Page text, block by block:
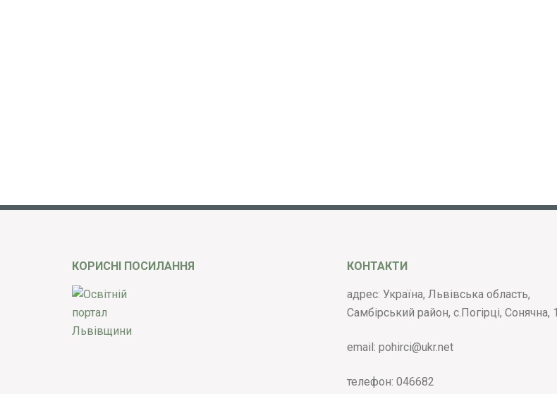
КОРИСНІ ПОСИЛАННЯ КОНТАКТИ
адрес: Україна, Львівська область,
Самбірський район, с.Погірці, Сонячна, 1
email: pohirci@ukr.net
телефон: 046682